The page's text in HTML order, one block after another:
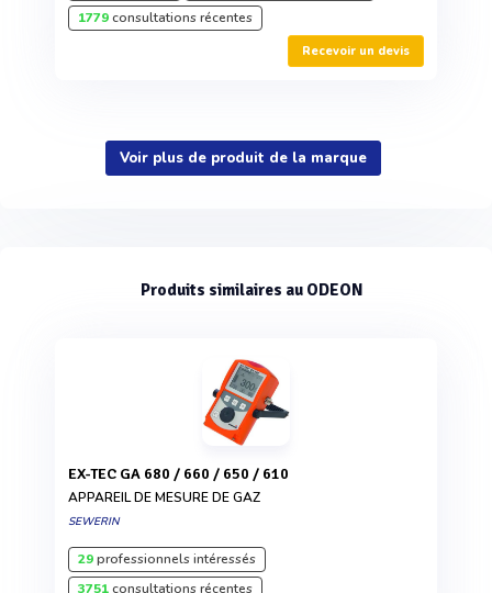
1779consultations récentes
Recevoir un devis
Voir plus de produit de la marque
Produits similaires au ODEON
EX-TEC GA 680 / 660 / 650 / 610
APPAREIL DE MESURE DE GAZ
SEWERIN
29professionnels intéressés
3751consultations récentes